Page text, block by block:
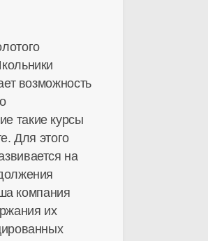
возможность
такие курсы
Для этого
на
компания
их